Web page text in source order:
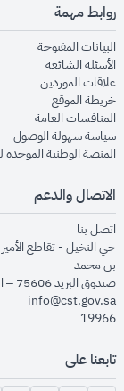
روابط مهمة
البيانات المفتوحة
الأسئلة الشائعةwindow
علاقات الموردين
خريطة الموقعwindow
المنافسات العامة
سياسة سهولة الوصول
المنصة الوطنية
الاتصال والدعم
اتصل بنا
حي النخيل - تقاطع
بن محمد
صندوق البريد 75606 – الرياض 11588
info@cst.gov.sa
19966
تابعنا على